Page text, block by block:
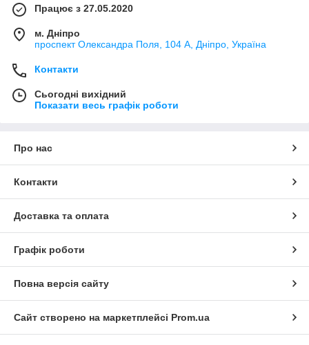
Працює з 27.05.2020
м. Дніпро
проспект Олександра Поля, 104 А, Дніпро, Україна
Контакти
Сьогодні вихідний
Показати весь графік роботи
Про нас
Контакти
Доставка та оплата
Графік роботи
Повна версія сайту
Сайт створено на маркетплейсі Prom.ua